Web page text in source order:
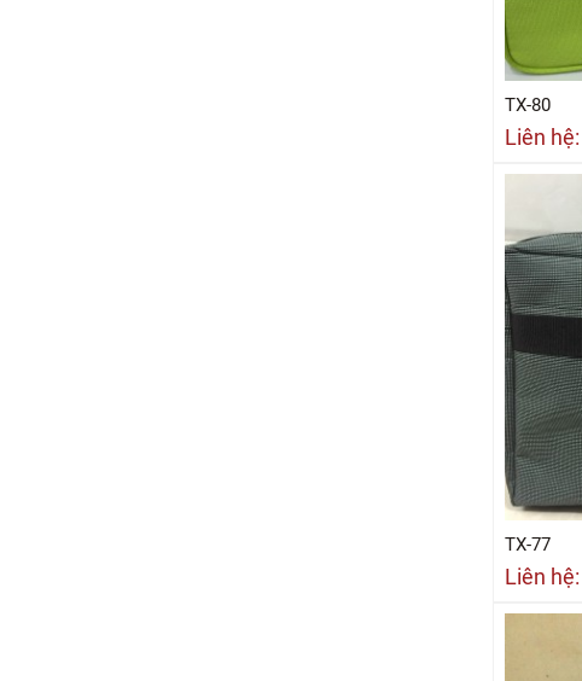
TX-80
Liên hệ:
TX-77
Liên hệ: